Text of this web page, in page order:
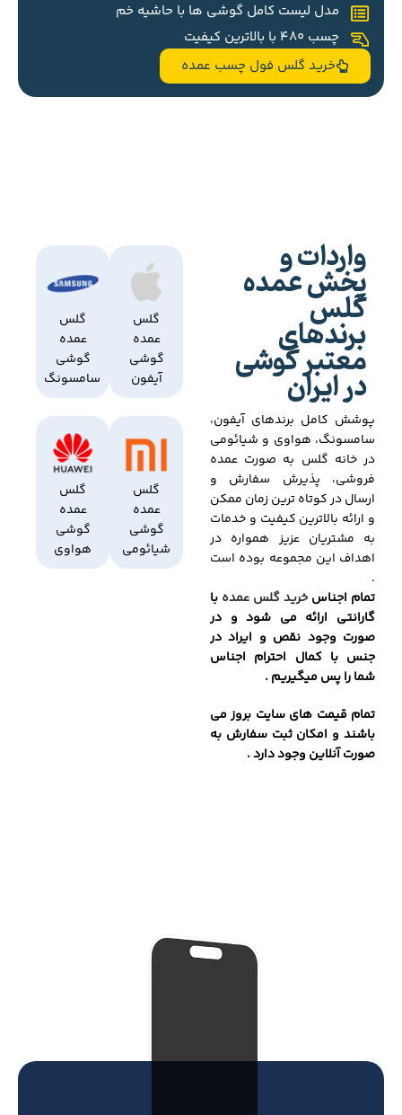
مدل لیست کامل گوشی ها با حاشیه خم
چسب 480 با بالاترین کیفیت
خرید گلس فول چسب عمده
واردات و
پخش عمده
گلس
برندهای
معتبر گوشی
در ایران
پوشش کامل برندهای آیفون،
سامسونگ، هواوی و شیائومی
در خانه گلس به صورت عمده
فروشی، پذیرش سفارش و
ارسال در کوتاه ترین زمان ممکن
و ارائه بالاترین کیفیت و خدمات
به مشتریان عزیز همواره در
اهداف این مجموعه بوده است
.
تمام اجناسخرید گلس عمده با
گارانتی ارائه می شود و در
صورت وجود نقص و ایراد در
جنس با کمال احترام اجناس
شما را پس میگیریم .
تمام قیمت های سایت بروز می
باشند و امکان ثبت سفارش به
صورت آنلاین وجود دارد .
گلس
عمده
گوشی
آیفون
گلس
عمده
گوشی
سامسونگ
گلس
عمده
گوشی
شیائومی
گلس
عمده
گوشی
هواوی